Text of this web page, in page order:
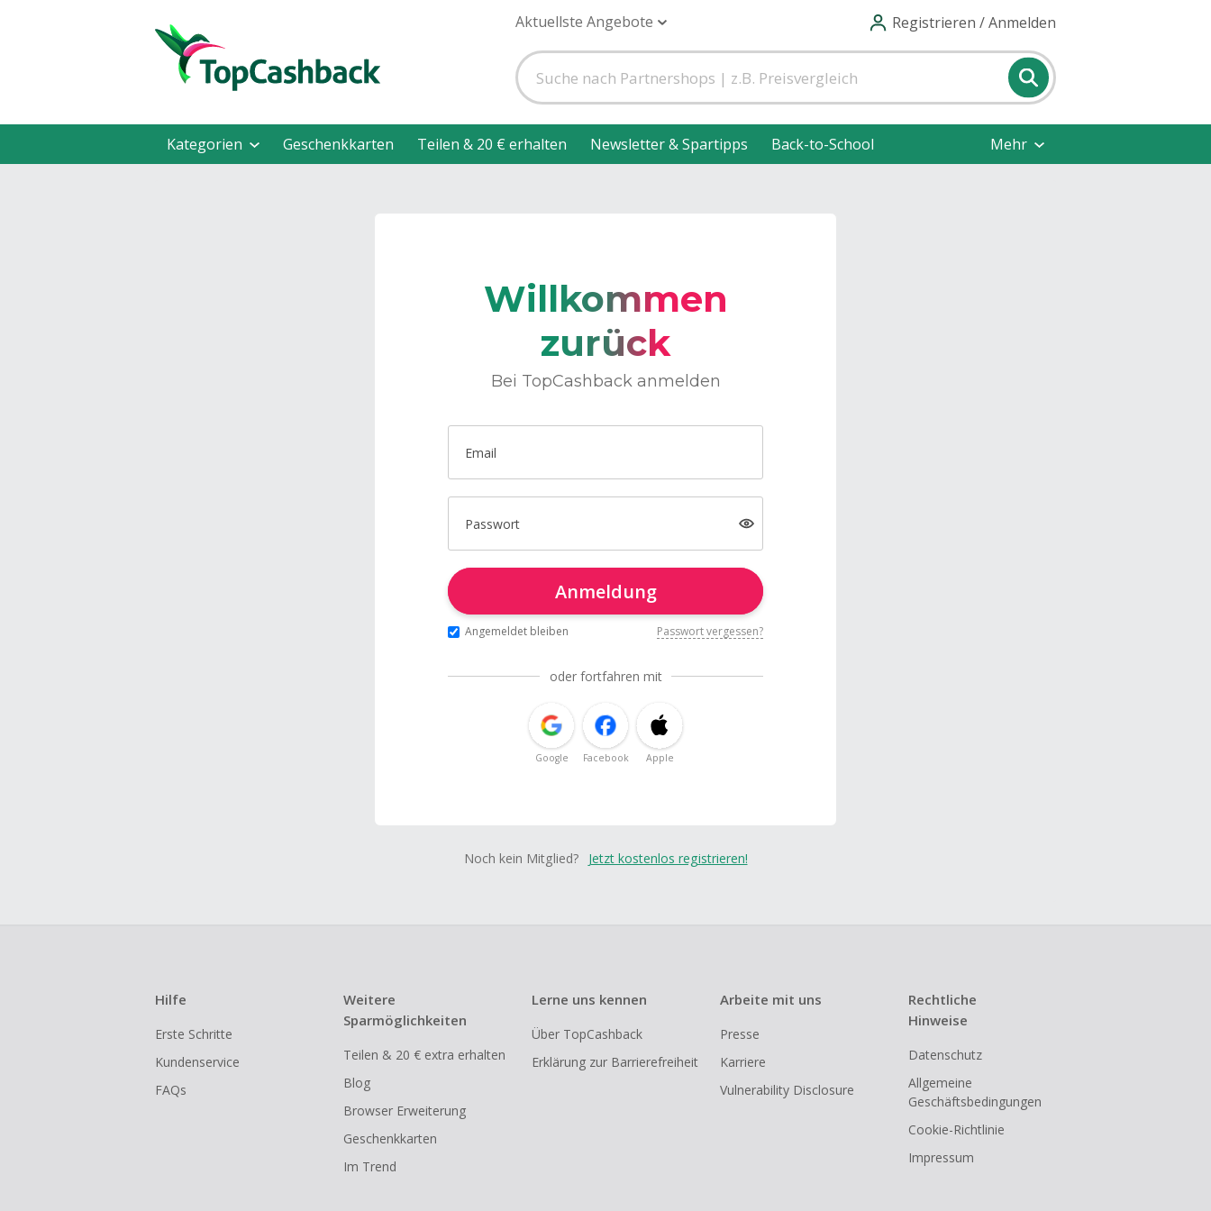
Aktuellste Angebote Registrieren / Anmelden
Kategorien Geschenkkarten Teilen & 20 € erhalten Newsletter & Spartipps Back-to-School Mehr
Willkommen
zurück
Bei TopCashback anmelden
Email
Passwort
Anmeldung
Angemeldet bleiben Passwort vergessen?
oder fortfahren mit
Google Facebook Apple
Noch kein Mitglied? Jetzt kostenlos registrieren!
Hilfe
Erste Schritte
Kundenservice
FAQs
Weitere
Sparmöglichkeiten
Teilen & 20 € extra erhalten
Blog
Browser Erweiterung
Geschenkkarten
Im Trend
Lerne uns kennen
Über TopCashback
Erklärung zur Barrierefreiheit
Arbeite mit uns
Presse
Karriere
Vulnerability Disclosure
Rechtliche
Hinweise
Datenschutz
Allgemeine
Geschäftsbedingungen
Cookie-Richtlinie
Impressum